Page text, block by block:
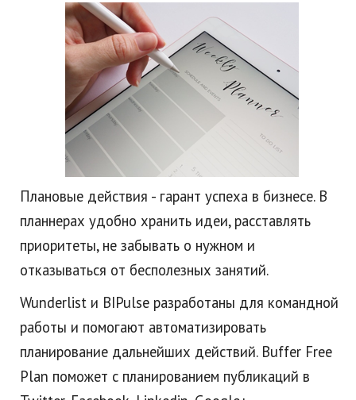
Плановые действия - гарант успеха в бизнесе. В
планнерах удобно хранить идеи, расставлять
приоритеты, не забывать о нужном и
отказываться от бесполезных занятий.
Wunderlist и BIPulse разработаны для командной
работы и помогают автоматизировать
планирование дальнейших действий. Buffer Free
Plan поможет с планированием публикаций в